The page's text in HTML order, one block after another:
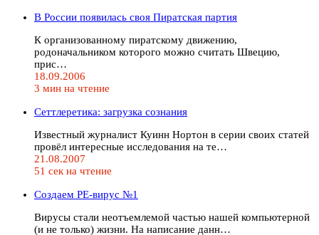
В России появилась своя Пиратская партия
К организованному пиратскому движению,
родоначальником которого можно считать Швецию,
прис…
18.09.2006
3 мин на чтение
Сеттлеретика: загрузка сознания
Известный журналист Куинн Нортон в серии своих статей
провёл интересные исследования на те…
21.08.2007
51 сек на чтение
Создаем PE-вирус №1
Вирусы стали неотъемлемой частью нашей компьютерной
(и не только) жизни. На написание данн…